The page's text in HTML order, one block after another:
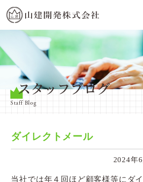
スタッフブログ
Staff Blog
ダイレクトメール
2024年
当社では年４回ほど顧客様等にダ